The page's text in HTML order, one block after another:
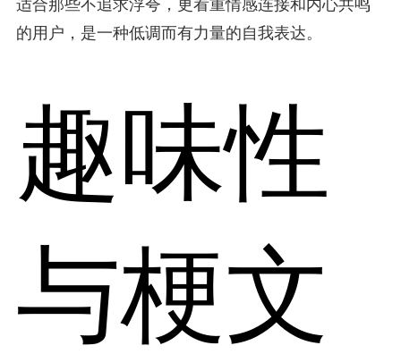
适合那些不追求浮夸，更看重情感连接和内心共鸣
的用户，是一种低调而有力量的自我表达。
趣味性
与梗文